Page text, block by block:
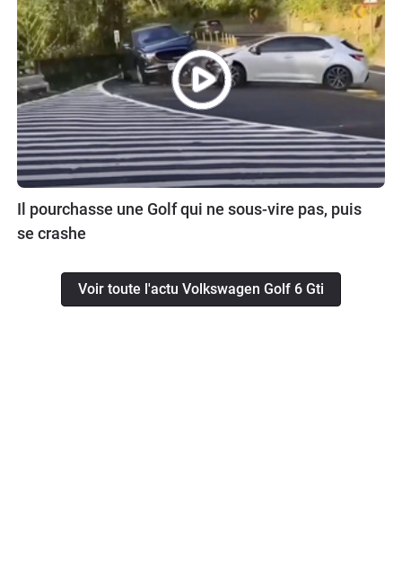
Il pourchasse une Golf qui ne sous-vire pas, puis
se crashe
Voir toute l'actu Volkswagen Golf 6 Gti